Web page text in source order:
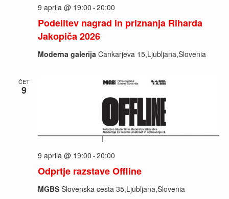
Podelitev nagrad in priznanja Riharda
Jakopiča 2026
9 aprila @ 19:00 -20:00
Moderna galerija Cankarjeva 15,Ljubljana,Slovenia
ČET
9
Odprtje razstave Offline
9 aprila @ 19:00 -20:00
MGBS Slovenska cesta 35,Ljubljana,Slovenia